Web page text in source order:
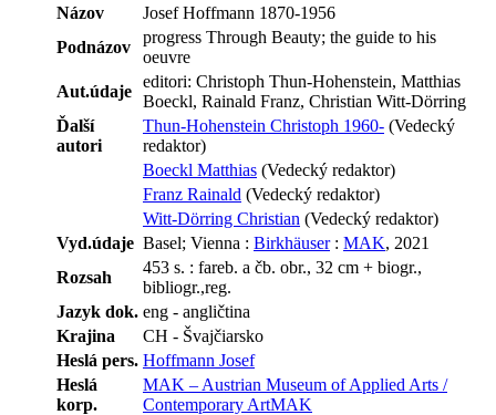
Názov
Josef Hoffmann 1870-1956
Podnázov
progress Through Beauty; the guide to his
oeuvre
Aut.údaje
editori: Christoph Thun-Hohenstein, Matthias
Boeckl, Rainald Franz, Christian Witt-Dörring
Ďalší
autori
Thun-Hohenstein Christoph 1960- (Vedecký
redaktor)
Boeckl Matthias (Vedecký redaktor)
Franz Rainald (Vedecký redaktor)
Witt-Dörring Christian (Vedecký redaktor)
Vyd.údaje Basel; Vienna : Birkhäuser: MAK, 2021
Rozsah
453 s. : fareb. a čb. obr., 32 cm + biogr.,
bibliogr.,reg.
Jazyk dok. eng - angličtina
Krajina
CH - Švajčiarsko
Heslá pers. Hoffmann Josef
Heslá
korp.
MAK – Austrian Museum of Applied Arts /
Contemporary ArtMAK